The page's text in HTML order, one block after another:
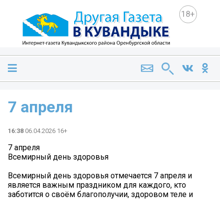
18+
7 апреля
16:38 06.04.2026 16+
7 апреля
Всемирный день здоровья
Всемирный день здоровья отмечается 7 апреля и
является важным праздником для каждого, кто
заботится о своём благополучии, здоровом теле и